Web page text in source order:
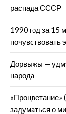
распада СССР
1990 год за 15
почувствовать
Дорвыжы —
народа
«Процветание»
задуматься о